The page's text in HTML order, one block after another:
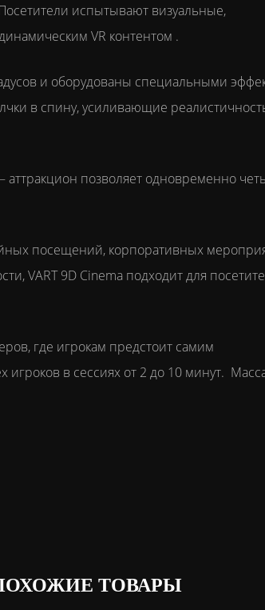
испытывают визуальные,
VR контентом .
и оборудованы специальными
в спину, усиливающие
позволяет одновременно
посещений, корпоративных
VART 9D Cinema подходит для
где игрокам предстоит самим
игроков в сессиях от 2 до 10 минут.
ТОВАРЫ